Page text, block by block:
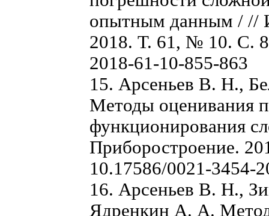
опытным данным / //
2018. Т. 61, № 10. С.
2018-61-10-855-863
15. Арсеньев В. Н.,
Методы оценивания
функционирования
Приборостроение.
10.17586/0021-3454-
16. Арсеньев В. Н.,
Ядренкин А. А. Метод